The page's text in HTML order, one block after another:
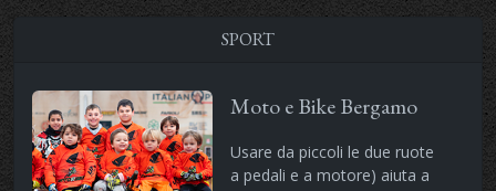
SPORT
Moto e Bike Bergamo
Usare da piccoli le due ruote
a pedali e a motore) aiuta a